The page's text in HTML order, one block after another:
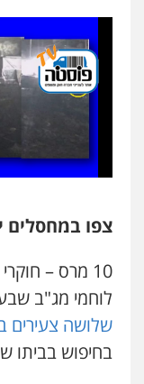
צפו במחסלים
לוחמי מג"ב
שלושה צעירים באבו
בחיפוש בביתו